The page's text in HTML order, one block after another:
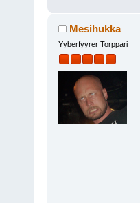
Mesihukka
Yyberfyyrer Torppari